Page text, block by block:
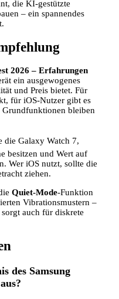
die KI‑gestützte
– ein spannendes
2026 – Erfahrungen
ein ausgewogenes
und Preis bietet. Für
für iOS‑Nutzer gibt es
Grundfunktionen bleiben
die Galaxy Watch 7,
besitzen und Wert auf
Wer iOS nutzt, sollte die
ziehen.
Quiet‑Mode-Funktion
Vibrationsmustern –
auch für diskrete
des Samsung